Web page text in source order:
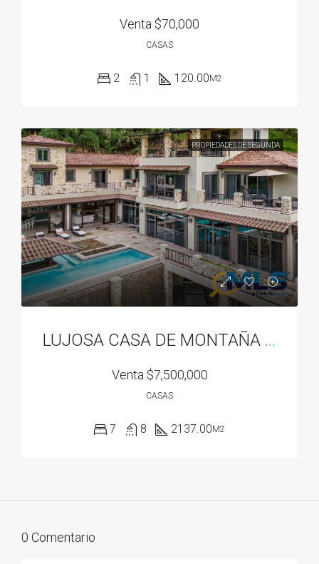
Venta $70,000
CASAS
2 1 120.00M2
PROPIEDADES DE SEGUNDA
LUJOSA CASA DE MONTAÑA EN VALLE ESCONDIDO EN BOQUETE, PANAMA
Venta $7,500,000
CASAS
7 8 2137.00M2
0 Comentario